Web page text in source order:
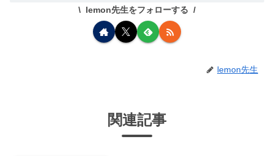
lemon先生をフォローする
lemon先生
関連記事